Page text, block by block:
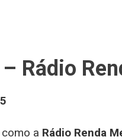
Rádio
a Rádio Renda